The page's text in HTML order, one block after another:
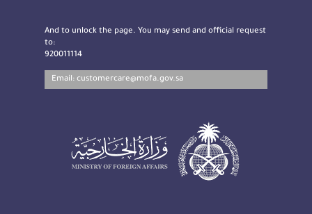
And to unlock the page. You may send and official request
to:
920011114
Email: customercare@mofa.gov.sa